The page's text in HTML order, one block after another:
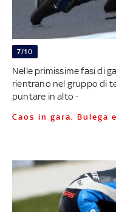
7/10
Nelle primissime fasi di
rientrano nel gruppo di
puntare in alto -
Caos in gara,